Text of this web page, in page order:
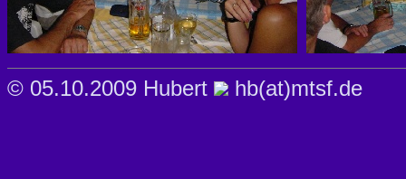
© 05.10.2009 Hubert hb(at)mtsf.de